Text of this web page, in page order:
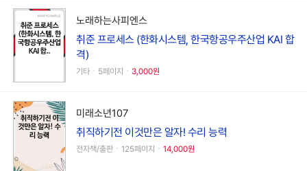
노래하는사피엔스
취준 프로세스 (한화시스템, 한국항공우주산업 KAI 합
격)
기타ㆍ5페이지ㆍ 3,000원
미래소년107
취직하기전 이것만은 알자! 수리 능력
전자책/출판ㆍ125페이지ㆍ 14,000원